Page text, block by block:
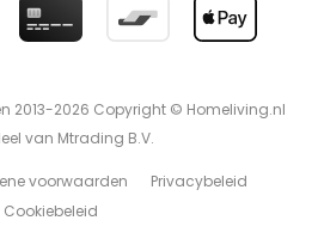
2013-2026 Copyright © Homeliving.nl
van Mtrading B.V.
voorwaarden
Privacybeleid
Cookiebeleid